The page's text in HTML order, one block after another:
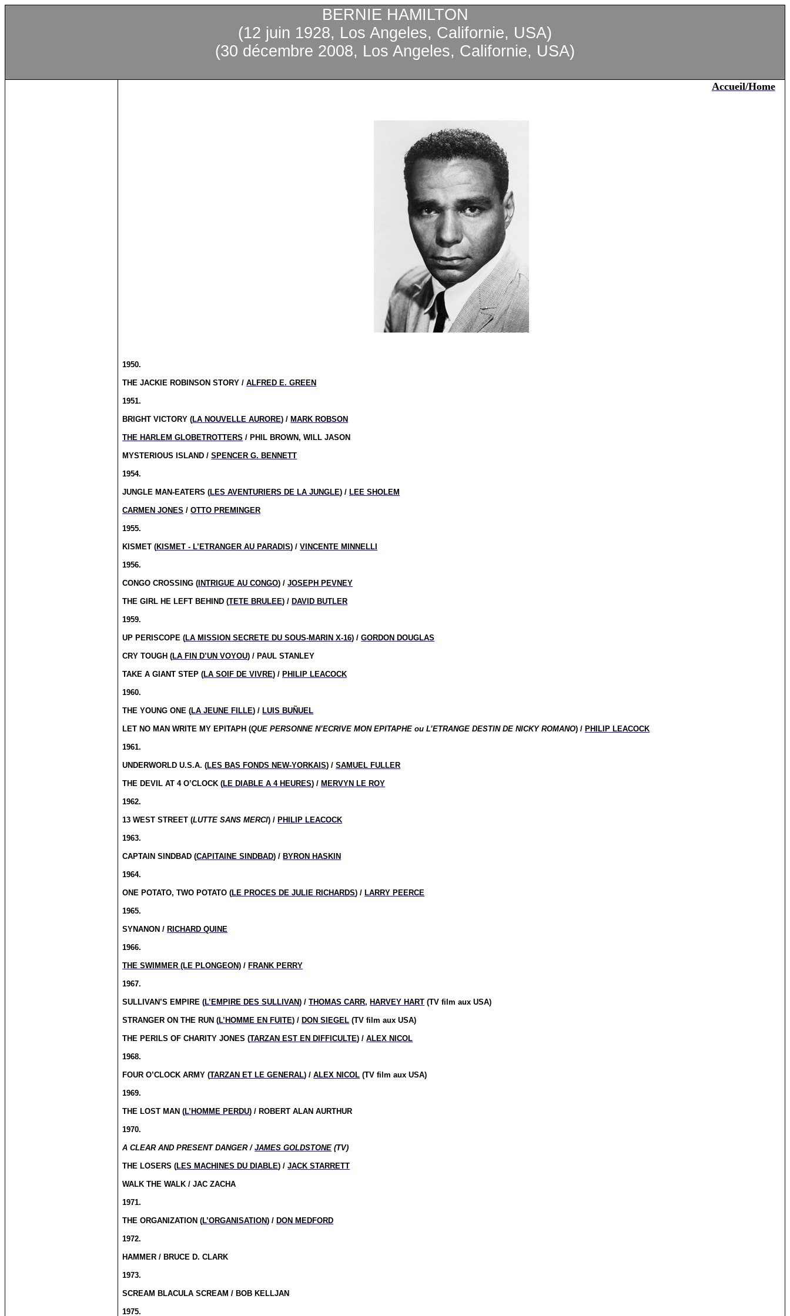
BERNIE HAMILTON
(12 juin 1928, Los Angeles, Californie, USA)
(30 décembre 2008, Los Angeles, Californie, USA)
Accueil/Home
1950.
THE JACKIE ROBINSON STORY /ALFRED E. GREEN
1951.
BRIGHT VICTORY (LA NOUVELLE AURORE) / MARK ROBSON
THE HARLEM GLOBETROTTERS / PHIL BROWN, WILL JASON
MYSTERIOUS ISLAND /SPENCER G. BENNETT
1954.
JUNGLE MAN-EATERS (LES AVENTURIERS DE LA JUNGLE) / LEE SHOLEM
CARMEN JONES /OTTO PREMINGER
1955.
KISMET (KISMET - L’ETRANGER AU PARADIS) /VINCENTE MINNELLI
1956.
CONGO CROSSING ( INTRIGUE AU CONGO) /JOSEPH PEVNEY
THE GIRL HE LEFT BEHIND (TETE BRULEE) / DAVID BUTLER
1959.
UP PERISCOPE (LA MISSION SECRETE DU SOUS-MARIN X-16) /GORDON DOUGLAS
CRY TOUGH (LA FIN D’UN VOYOU) / PAUL STANLEY
TAKE A GIANT STEP (LA SOIF DE VIVRE) / PHILIP LEACOCK
1960.
THE YOUNG ONE (LA JEUNE FILLE) / LUIS BUÑUEL
LET NO MAN WRITE MY EPITAPH (QUE PERSONNE N’ECRIVE MON EPITAPHEou L’ETRANGE DESTIN DE NICKY ROMANO) / PHILIP LEACOCK
1961.
UNDERWORLD U.S.A. (LES BAS FONDS NEW-YORKAIS) /SAMUEL FULLER
THE DEVIL AT 4 O’CLOCK (LE DIABLE A 4 HEURES) / MERVYN LE ROY
1962.
13 WEST STREET (LUTTE SANS MERCI) / PHILIP LEACOCK
1963.
CAPTAIN SINDBAD (CAPITAINE SINDBAD) / BYRON HASKIN
1964.
ONE POTATO, TWO POTATO (LE PROCES DE JULIE RICHARDS) / LARRY PEERCE
1965.
SYNANON / RICHARD QUINE
1966.
THE SWIMMER (LE PLONGEON) / FRANK PERRY
1967.
SULLIVAN’S EMPIRE (L’EMPIRE DES SULLIVAN) /THOMAS CARR, HARVEY HART (TV film aux USA)
STRANGER ON THE RUN (L’HOMME EN FUITE) / DON SIEGEL (TV film aux USA)
THE PERILS OF CHARITY JONES (TARZAN EST EN DIFFICULTE) /ALEX NICOL
1968.
FOUR O’CLOCK ARMY (TARZAN ET LE GENERAL) /ALEX NICOL (TV film aux USA)
1969.
THE LOST MAN (L’HOMME PERDU) / ROBERT ALAN AURTHUR
1970.
A CLEAR AND PRESENT DANGER /JAMES GOLDSTONE (TV)
THE LOSERS (LES MACHINES DU DIABLE) /JACK STARRETT
WALK THE WALK / JAC ZACHA
1971.
THE ORGANIZATION (L’ORGANISATION) / DON MEDFORD
1972.
HAMMER / BRUCE D. CLARK
1973.
SCREAM BLACULA SCREAM / BOB KELLJAN
1975.